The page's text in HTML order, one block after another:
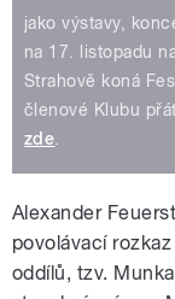
jako výstavy,
na 17. listopadu
Strahově koná
členové Klubu
zde.
Alexander
povolávací
oddílů, tzv.